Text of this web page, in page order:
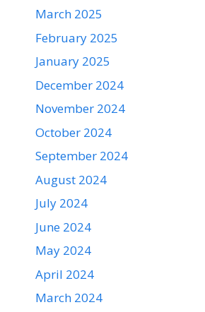
March 2025
February 2025
January 2025
December 2024
November 2024
October 2024
September 2024
August 2024
July 2024
June 2024
May 2024
April 2024
March 2024